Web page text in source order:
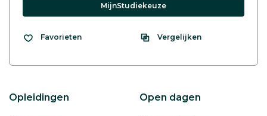
MijnStudiekeuze
Favorieten Vergelijken
Opleidingen Open dagen